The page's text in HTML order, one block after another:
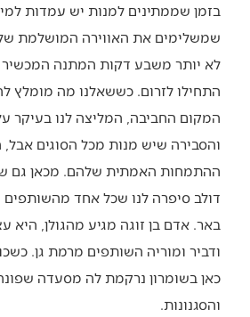
בזמן שממתינים למנות יש עמדות
שמשלימים את האווירה המושלמת של
לא יותר משבע דקות המתנה המכשיר
התחילו לזרום. כששאלנו מה מומלץ
המקום החביבה, המליצה לנו בעיקר
והסבירה שיש מנות מכל הסוגים אבל,
ההתמחות האמתית שלהם. מכאן גם
דולב סיפרה לנו שכל אחד
באר. אדם בן זוגה מגיע מהגולן,
ודביר ומוריה השותפים מרמת גן.
כאן בשומרון נרקמת לה מסעדה
והסגנונות.